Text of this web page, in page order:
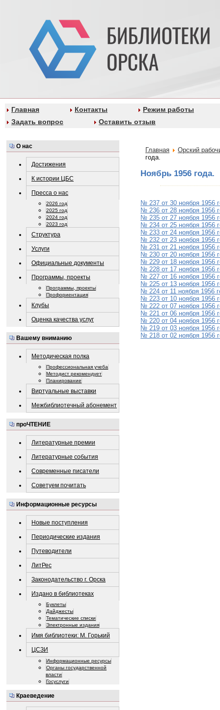
Главная Контакты
Режим работы
Задать вопрос
Оставить отзыв
О нас
Достижения
К истории ЦБС
Пресса о нас
2026 год
2025 год
2024 год
2023 год
Структура
Услуги
Официальные документы
Программы, проекты
Программы, проекты
Профориентация
Клубы
Оценка качества услуг
Вашему вниманию
Методическая полка
Профессиональная учеба
Методист рекомендует
Планирование
Виртуальные выставки
Межбиблиотечный абонемент
проЧТЕНИЕ
Литературные премии
Литературные события
Современные писатели
Советуем почитать
Информационные ресурсы
Новые поступления
Периодические издания
Путеводители
ЛитРес
Законодательство г. Орска
Издано в библиотеках
Буклеты
Дайджесты
Тематические списки
Электронные издания
Имя библиотеки: М. Горький
ЦСЗИ
Информационные ресурсы
Органы государственной
власти
Госуслуги
Краеведение
Главная
Орский
года.
Ноябрь 1956 года.
№ 237 от 30 ноября 1956
№ 236 от 28 ноября 1956
№ 235 от 27 ноября 1956
№ 234 от 25 ноября 1956
№ 233 от 24 ноября 1956
№ 232 от 23 ноября 1956
№ 231 от 21 ноября 1956
№ 230 от 20 ноября 1956
№ 229 от 18 ноября 1956
№ 228 от 17 ноября 1956
№ 227 от 16 ноября 1956
№ 225 от 13 ноября 1956
№ 224 от 11 ноября 1956
№ 223 от 10 ноября 1956
№ 222 от 07 ноября 1956
№ 221 от 06 ноября 1956
№ 220 от 04 ноября 1956
№ 219 от 03 ноября 1956
№ 218 от 02 ноября 1956